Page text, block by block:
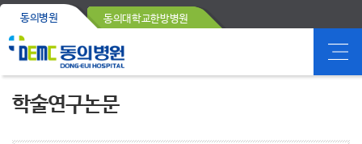
동의병원 동의대학교한방병원
학술연구논문